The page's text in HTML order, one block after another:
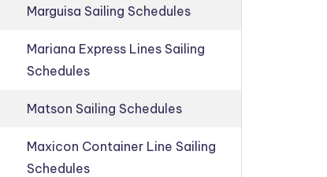
Marguisa Sailing Schedules
Mariana Express Lines Sailing
Schedules
Matson Sailing Schedules
Maxicon Container Line Sailing
Schedules